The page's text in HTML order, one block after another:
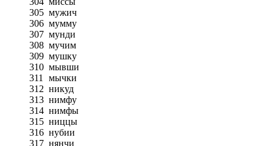
305 мужич
306 мумму
307 мунди
308 мучим
309 мушку
310 мывши
311
мычки
312 никуд
313 нимфу
314 нимфы
315 ниццы
316 нубии
317 нянчи